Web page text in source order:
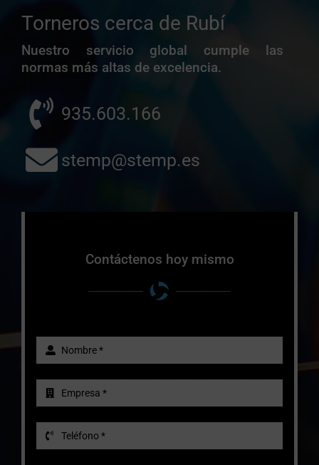
Torneros cerca de Rubí
Nuestro servicio global cumple las
normas más altas de excelencia.
935.603.166
stemp@stemp.es
Contáctenos hoy mismo